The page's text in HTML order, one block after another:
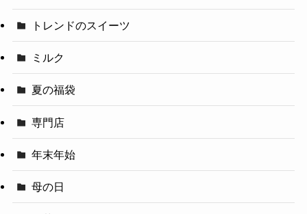
トレンドのスイーツ
ミルク
夏の福袋
専門店
年末年始
母の日